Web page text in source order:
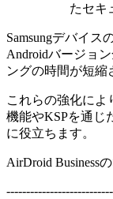
たセキ
Samsungデバイ
Androidバージョ
ングの時間が短縮
これらの強化によ
機能やKSPを通じ
に役立ちます。
AirDroid Business